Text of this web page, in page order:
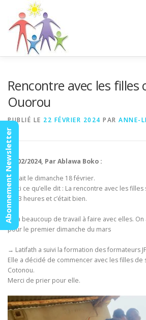
contenu
Rencontre avec les
Ouorou
PUBLIÉ LE 22 FÉVRIER 2024 PAR ANNE-
20/02/2024, Par Ablawa Boko :
C’était le dimanche 18 février.
Voici ce qu’elle dit : La rencontre avec les filles
fait 3 heures et c’était bien.
Il y a beaucoup de travail à faire avec elles.
pour le premier dimanche du mars
→ Latifath a suivi la formation des formateurs
Elle a décidé de commencer avec les filles
Cotonou.
Merci de prier pour elle.
Abonnement Newsletter